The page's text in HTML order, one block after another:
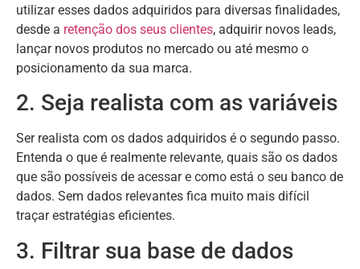
utilizar esses dados adquiridos para diversas finalidades,
desde a retenção dos seus clientes, adquirir novos leads,
lançar novos produtos no mercado ou até mesmo o
posicionamento da sua marca.
2. Seja realista com as variáveis
Ser realista com os dados adquiridos é o segundo passo.
Entenda o que é realmente relevante, quais são os dados
que são possíveis de acessar e como está o seu banco de
dados. Sem dados relevantes fica muito mais difícil
traçar estratégias eficientes.
3. Filtrar sua base de dados